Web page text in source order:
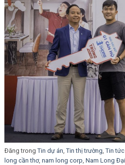
Đăng trong Tin dự án, Tin thị trường, Tin
long cần thơ, nam long corp, Nam Long